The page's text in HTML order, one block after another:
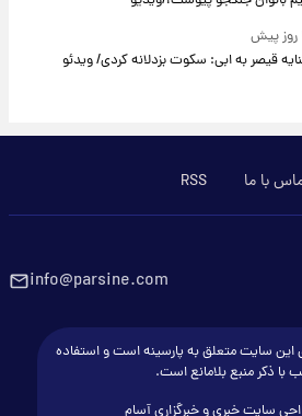
قیصر به ابی: سکوت بزدلانه کردی/ ویدئو
مسجد امام مهدی/ ویدئو
پزشکیان: استعفا نخواهم داد
با ما RSS
info@parsine.com
سایت متعلق به پارسینه است و استفاده
با ذکر منبع بلامانع است.
سایت خبری و خبرگزاری آسام